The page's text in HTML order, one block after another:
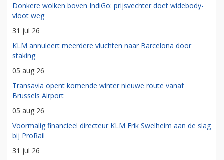
Donkere wolken boven IndiGo: prijsvechter doet widebody-
vloot weg
31 jul 26
KLM annuleert meerdere vluchten naar Barcelona door
staking
05 aug 26
Transavia opent komende winter nieuwe route vanaf
Brussels Airport
05 aug 26
Voormalig financieel directeur KLM Erik Swelheim aan de slag
bij ProRail
31 jul 26